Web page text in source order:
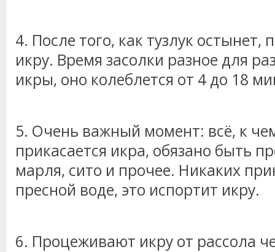
4. После того, как тузлук
икру. Время засолки разное для
икры, оно колеблется от 4 до 18
5. Очень важный момент: всё, к
прикасается икра, обязано быть
марля, сито и прочее. Никаких
пресной воде, это испортит икру.
6. Процеживают икру от рассола